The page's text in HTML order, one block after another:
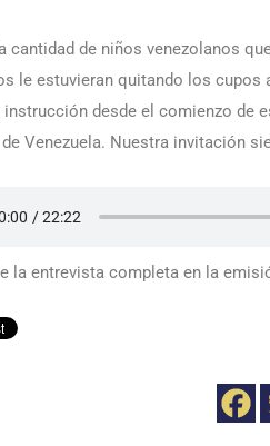
cantidad de niños venezolanos
le estuvieran quitando los cupos
instrucción desde el comienzo de
de Venezuela. Nuestra invitación
la entrevista completa en la